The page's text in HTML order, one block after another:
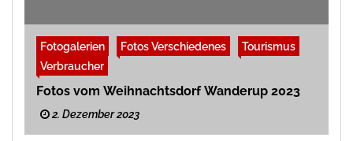
Fotogalerien Fotos Verschiedenes
Tourismus
Verbraucher
Fotos vom Weihnachtsdorf Wanderup 2023
2. Dezember 2023